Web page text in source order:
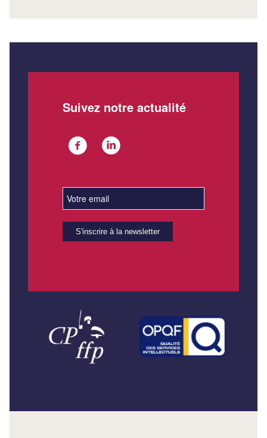
Suivez notre actualité